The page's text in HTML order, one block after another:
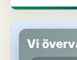
Lager i Hausleiten,
Vi